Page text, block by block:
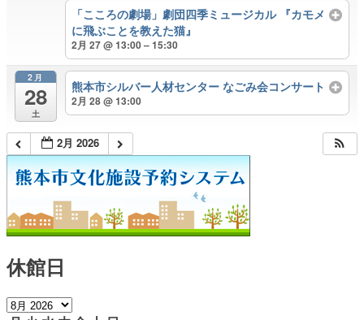
「こころの劇場」劇団四季ミュージカル 『カモメ
に飛ぶことを教えた猫』
2月 27 @ 13:00 – 15:30
2月
28
土
熊本市シルバー人材センター なごみ会コンサート
2月 28 @ 13:00
2月 2026
休館日